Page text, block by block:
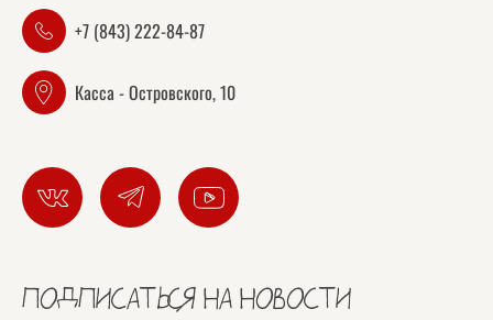
+7 (843) 222-84-87
Касса - Островского, 10
ПОДПИСАТЬСЯ НА НОВОСТИ